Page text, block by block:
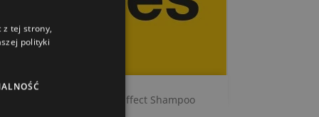
Ceramic Effect Shampoo
z tej strony,
polityki